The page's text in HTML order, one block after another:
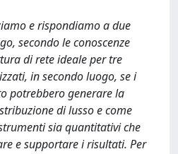
e rispondiamo a due
secondo le conoscenze
di rete ideale per tre
in secondo luogo, se i
potrebbero generare la
di lusso e come
sia quantitativi che
e supportare i risultati. Per